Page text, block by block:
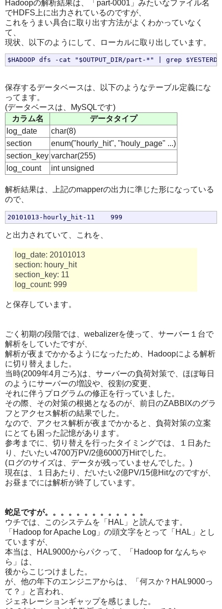
Hadoopの解析結果は、「part-0001」みたいなファイル名
でHDFS上に出力されているのですが、
これをうまい具合に取り出す方法がよくわかっていなく
て、
現状、以下のようにして、ローカルに取り出しています。
保存するデータベースは、以下のようなテーブル定義にな
ってます。
(データベースは、MySQLです)
カラム名
データタイプ
log_date
char(8)
section
enum("hourly_hit", "houly_page" ...)
section_key varchar(255)
log_count
int unsigned
解析結果は、上記のmapperの出力に準じた形になっている
ので、
と出力されていて、これを、
log_date: 20101013
section: houry_hit
section_key: 11
log_count: 999
と保存しています。
ごく初期の段階では、webalizerを使って、サーバー１台で
解析をしていたですが、
解析が夜までかかるようになったため、Hadoopによる解析
に切り替えました。
当時(2009年4月ごろ)は、サーバーの負荷対策で、ほぼ毎日
のようにサーバーの増設や、役割の変更、
それに伴うプログラムの修正を行っていました。
その際、その対策の根拠となるのが、前日のZABBIXのグラ
フとアクセス解析の結果でした。
なので、アクセス解析が夜までかかると、負荷対策の立案
にとても困った記憶があります。
参考までに、切り替えを行ったタイミングでは、１日あた
り、だいたい4700万PV/2億6000万Hitでした。
(ログのサイズは、データが残っていませんでした。)
現在は、１日あたり、だいたい2億PV/15億Hitなのですが、
お昼までには解析が終了しています。
蛇足ですが。。。。。。。。。。。。。
ウチでは、このシステムを「HAL」と読んでます。
「Hadoop for Apache Log」の頭文字をとって「HAL」とし
ていますが、
本当は、HAL9000からパクって、「Hadoop for なんちゃ
ら」は、
後からこじつけました。
が、他の年下のエンジニアからは、「何スか？HAL9000っ
て？」と言われ、
ジェネレーションギャップを感じました。